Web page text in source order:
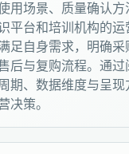
用场景、质量确认方
平台和培训机构的运
足自身需求，明确采
后与复购流程。通过
期、数据维度与呈现
决策。